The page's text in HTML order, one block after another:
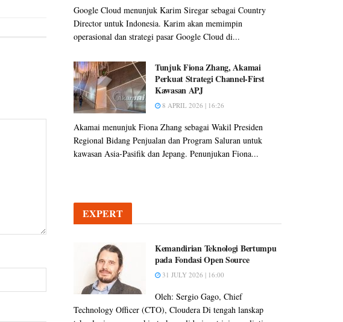
Google Cloud menunjuk Karim Siregar sebagai Country
Director untuk Indonesia. Karim akan memimpin
operasional dan strategi pasar Google Cloud di...
Tunjuk Fiona Zhang, Akamai
Perkuat Strategi Channel-First
Kawasan APJ
8 APRIL 2026 | 16:26
Akamai menunjuk Fiona Zhang sebagai Wakil Presiden
Regional Bidang Penjualan dan Program Saluran untuk
kawasan Asia-Pasifik dan Jepang. Penunjukan Fiona...
EXPERT
Kemandirian Teknologi Bertumpu
pada Fondasi Open Source
31 JULY 2026 | 16:00
Oleh: Sergio Gago, Chief
Technology Officer (CTO), Cloudera Di tengah lanskap